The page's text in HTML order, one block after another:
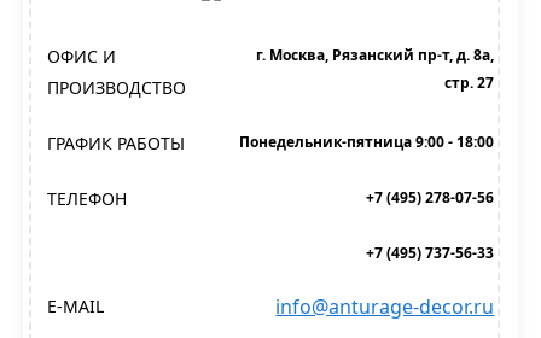
ОФИС И
ПРОИЗВОДСТВО
г. Москва, Рязанский пр-т, д. 8а,
стр. 27
ГРАФИК РАБОТЫ Понедельник-пятница 9:00 - 18:00
ТЕЛЕФОН +7 (495) 278-07-56
+7 (495) 737-56-33
E-MAIL info@anturage-decor.ru